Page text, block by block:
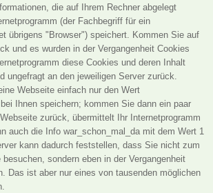
die auf Ihrem Rechner abgelegt
(der Fachbegriff für ein
übrigens "Browser") speichert. Kommen Sie auf
und es wurden in der Vergangenheit Cookies
diese Cookies und deren Inhalt
ungefragt an den jeweiligen Server zurück.
Webseite einfach nur den Wert
Ihnen speichern; kommen Sie dann ein paar
zurück, übermittelt Ihr Internetprogramm
auch die Info war_schon_mal_da mit dem Wert 1
kann dadurch feststellen, dass Sie nicht zum
sondern eben in der Vergangenheit
Das ist aber nur eines von tausenden möglichen